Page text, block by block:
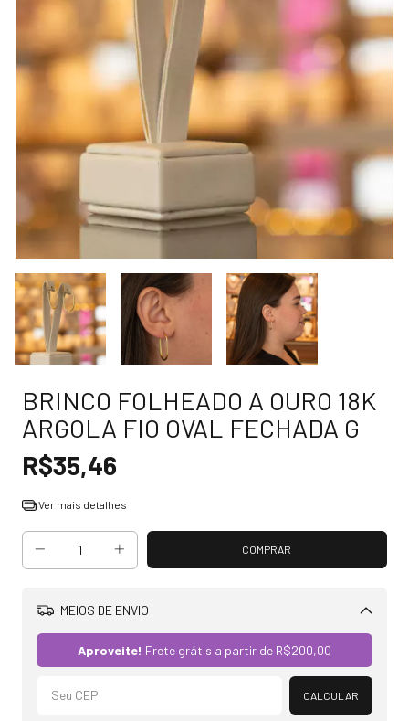
BRINCO FOLHEADO A OURO 18K
ARGOLA FIO OVAL FECHADA G
R$35,46
Ver mais detalhes
MEIOS DE ENVIO
Aproveite! Frete grátis a partir de R$200,00
CALCULAR